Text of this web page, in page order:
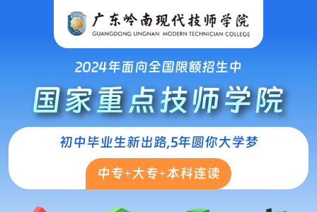
2024年面向全国限额招生中
国家重点技师学院
初中毕业生新出路,5年圆你大学梦
中专+大专+本科连读